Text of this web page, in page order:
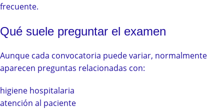
frecuente.
Qué suele preguntar el examen
Aunque cada convocatoria puede variar, normalmente
aparecen preguntas relacionadas con:
higiene hospitalaria
atención al paciente